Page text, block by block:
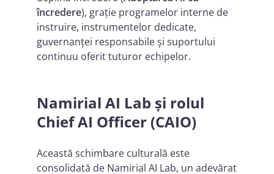
încredere), grație programelor interne de
instruire, instrumentelor dedicate,
guvernanței responsabile și suportului
continuu oferit tuturor echipelor.
Namirial AI Lab și rolul
Chief AI Officer (CAIO)
Această schimbare culturală este
consolidată de Namirial AI Lab, un adevărat